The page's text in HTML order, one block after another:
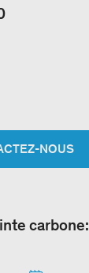
NOUS
carbone: